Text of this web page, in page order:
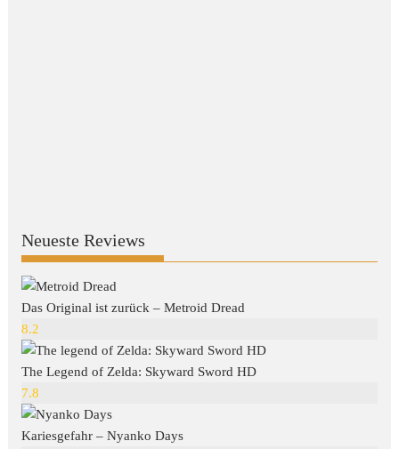
Neueste Reviews
Das Original ist zurück – Metroid Dread
8.2
The Legend of Zelda: Skyward Sword HD
7.8
Kariesgefahr – Nyanko Days